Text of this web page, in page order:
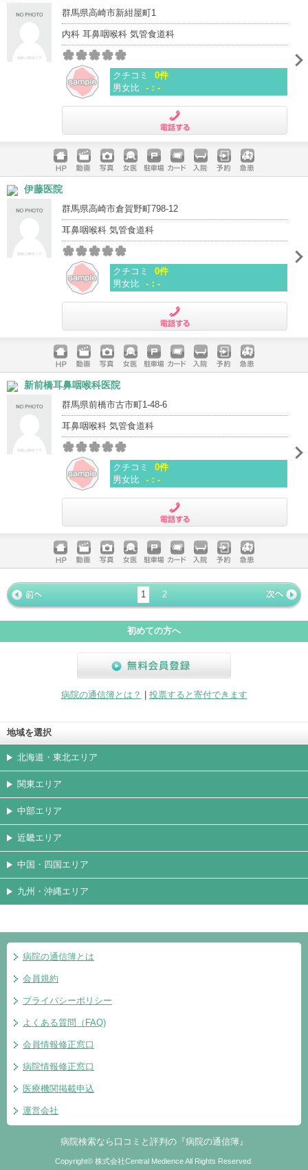
群馬県高崎市新紺屋町1
内科 耳鼻咽喉科 気管食道科
クチコミ
0件
男女比 -：-
ホームペ
ージ
動画 写真 女医 駐車場
クレジッ
入院 予約 急患
伊藤医院
群馬県高崎市倉賀野町798-12
耳鼻咽喉科 気管食道科
クチコミ
0件
男女比 -：-
ホームペ
ージ
動画 写真 女医 駐車場
クレジッ
入院 予約 急患
新前橋耳鼻咽喉科医院
群馬県前橋市古市町1-48-6
耳鼻咽喉科 気管食道科
クチコミ
0件
男女比 -：-
ホームペ
ージ
動画 写真 女医 駐車場
クレジッ
トカード
入院 予約 急患
« 前ペー
ジ
1
2
次ページ
»
初めての方へ
病院の通信簿とは？
投票すると寄付できます
地域を選択
北海道・東北エリア
関東エリア
中部エリア
近畿エリア
中国・四国エリア
九州・沖縄エリア
病院の通信簿とは
会員規約
プライバシーポリシー
よくある質問（FAQ)
会員情報修正窓口
病院情報修正窓口
医療機関掲載申込
運営会社
病院検索なら口コミと評判の『病院の通信簿』
Copyright© 株式会社Central Medience All Rights Reserved.